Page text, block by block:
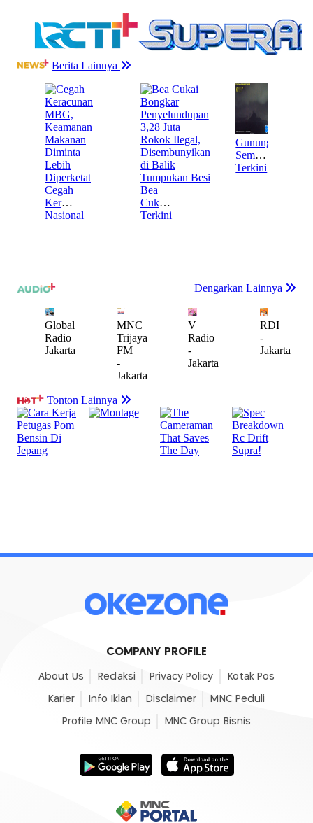
COMPANY PROFILE
About Us Redaksi Privacy Policy Kotak Pos
Karier Info Iklan Disclaimer MNC Peduli
Profile MNC Group MNC Group Bisnis